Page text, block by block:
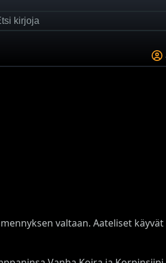
valtaan. Aateliset käyvät